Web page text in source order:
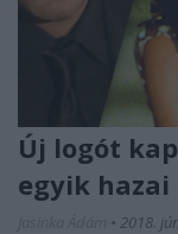
Új logót
egyik
• 2018.